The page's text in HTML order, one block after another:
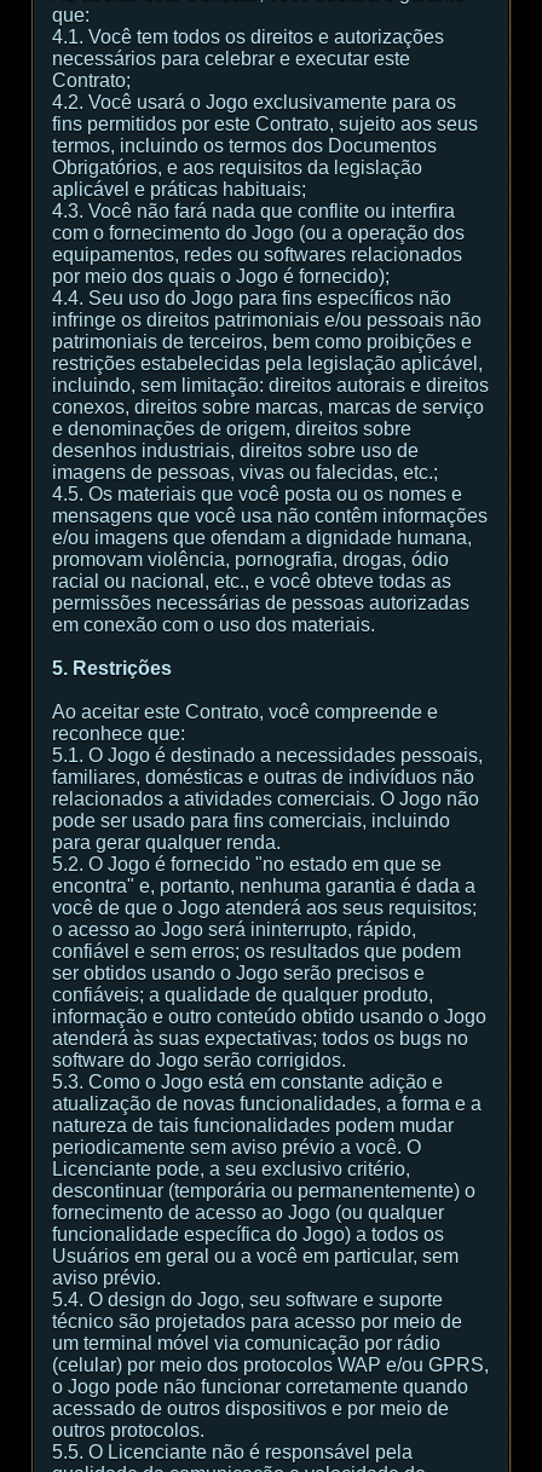
que:
4.1. Você tem todos os direitos e autorizações
necessários para celebrar e executar este
Contrato;
4.2. Você usará o Jogo exclusivamente para os
fins permitidos por este Contrato, sujeito aos seus
termos, incluindo os termos dos Documentos
Obrigatórios, e aos requisitos da legislação
aplicável e práticas habituais;
4.3. Você não fará nada que conflite ou interfira
com o fornecimento do Jogo (ou a operação dos
equipamentos, redes ou softwares relacionados
por meio dos quais o Jogo é fornecido);
4.4. Seu uso do Jogo para fins específicos não
infringe os direitos patrimoniais e/ou pessoais não
patrimoniais de terceiros, bem como proibições e
restrições estabelecidas pela legislação aplicável,
incluindo, sem limitação: direitos autorais e direitos
conexos, direitos sobre marcas, marcas de serviço
e denominações de origem, direitos sobre
desenhos industriais, direitos sobre uso de
imagens de pessoas, vivas ou falecidas, etc.;
4.5. Os materiais que você posta ou os nomes e
mensagens que você usa não contêm informações
e/ou imagens que ofendam a dignidade humana,
promovam violência, pornografia, drogas, ódio
racial ou nacional, etc., e você obteve todas as
permissões necessárias de pessoas autorizadas
em conexão com o uso dos materiais.
5. Restrições
Ao aceitar este Contrato, você compreende e
reconhece que:
5.1. O Jogo é destinado a necessidades pessoais,
familiares, domésticas e outras de indivíduos não
relacionados a atividades comerciais. O Jogo não
pode ser usado para fins comerciais, incluindo
para gerar qualquer renda.
5.2. O Jogo é fornecido "no estado em que se
encontra" e, portanto, nenhuma garantia é dada a
você de que o Jogo atenderá aos seus requisitos;
o acesso ao Jogo será ininterrupto, rápido,
confiável e sem erros; os resultados que podem
ser obtidos usando o Jogo serão precisos e
confiáveis; a qualidade de qualquer produto,
informação e outro conteúdo obtido usando o Jogo
atenderá às suas expectativas; todos os bugs no
software do Jogo serão corrigidos.
5.3. Como o Jogo está em constante adição e
atualização de novas funcionalidades, a forma e a
natureza de tais funcionalidades podem mudar
periodicamente sem aviso prévio a você. O
Licenciante pode, a seu exclusivo critério,
descontinuar (temporária ou permanentemente) o
fornecimento de acesso ao Jogo (ou qualquer
funcionalidade específica do Jogo) a todos os
Usuários em geral ou a você em particular, sem
aviso prévio.
5.4. O design do Jogo, seu software e suporte
técnico são projetados para acesso por meio de
um terminal móvel via comunicação por rádio
(celular) por meio dos protocolos WAP e/ou GPRS,
o Jogo pode não funcionar corretamente quando
acessado de outros dispositivos e por meio de
outros protocolos.
5.5. O Licenciante não é responsável pela